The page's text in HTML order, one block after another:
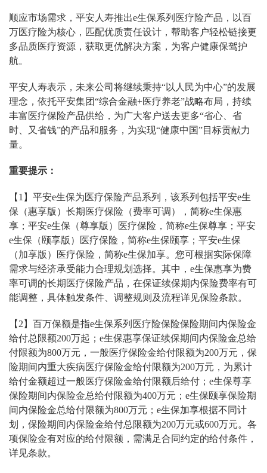
顺应市场需求，平安人寿推出e生保系列医疗险产品，以百
万医疗险为核心，匹配优质责任设计，帮助客户轻松链接更
多品质医疗资源，获取更优解决方案，为客户健康保驾护
航。
平安人寿表示，未来公司将继续秉持“以人民为中心”的发展
理念，依托平安集团“综合金融+医疗养老”战略布局，持续
丰富医疗保险产品供给，为广大客户送去更多“省心、省
时、又省钱”的产品和服务，为实现“健康中国”目标贡献力
量。
重要提示：
【1】平安e生保为医疗保险产品系列，该系列包括平安e生
保（惠享版）长期医疗保险（费率可调），简称e生保惠
享；平安e生保（尊享版）医疗保险，简称e生保尊享；平安
e生保（颐享版）医疗保险，简称e生保颐享；平安e生保
（加享版）医疗保险，简称e生保加享。您可根据实际保障
需求与经济承受能力合理规划选择。其中，e生保惠享为费
率可调的长期医疗保险产品，在保证续保期内保险费率有可
能调整，具体触发条件、调整规则及流程详见保险条款。
【2】百万保额是指e生保系列医疗险保险保险期间内保险金
给付总限额200万起；e生保惠享保证续保期间内保险金总给
付限额为800万元，一般医疗保险金给付限额为200万元，保
险期间内重大疾病医疗保险金给付限额为200万元，为累计
给付金额超过一般医疗保险金给付限额后给付；e生保尊享
保险期间内保险金总给付限额为400万元；e生保颐享保险期
间内保险金总给付限额为800万元；e生保加享根据不同计
划，保险期间内保险金给付总限额为200万元或600万元。各
项保险金有对应的给付限额，需满足合同约定的给付条件，
详见条款。